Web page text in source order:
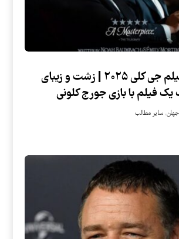
معرفی و نقد فیلم جی کلی ۲۰۲۵ | زشت و زیبای
فیلم با بازی جورج کلونی
, سایر مطالب